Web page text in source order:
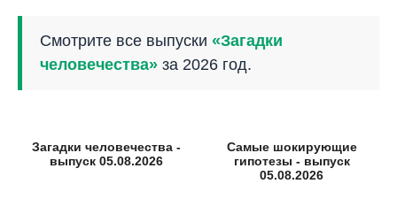
Смотрите все выпуски «Загадки
человечества» за 2026 год.
Загадки человечества -
выпуск 05.08.2026
Самые шокирующие
гипотезы - выпуск
05.08.2026